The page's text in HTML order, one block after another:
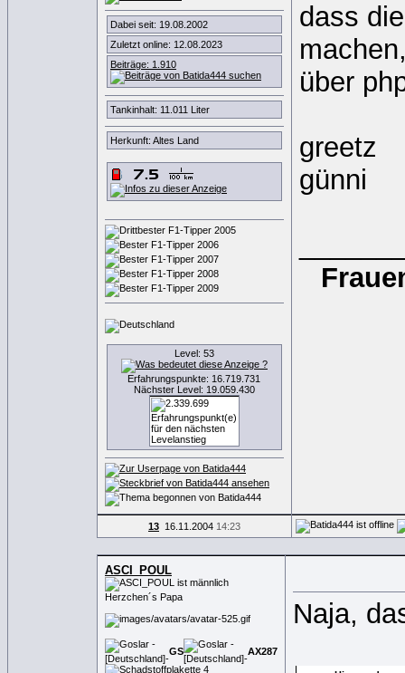
Dabei seit: 19.08.2002
Zuletzt online: 12.08.2023
Beiträge: 1.910
Tankinhalt: 11.011 Liter
Herkunft: Altes Land
Level: 53
Erfahrungspunkte: 16.719.731
Nächster Level: 19.059.430
dass
über
greetz
günni
13 16.11.2004 14:23
ASCI_POUL
Herzchen´s Papa
GS AX287
Naja,